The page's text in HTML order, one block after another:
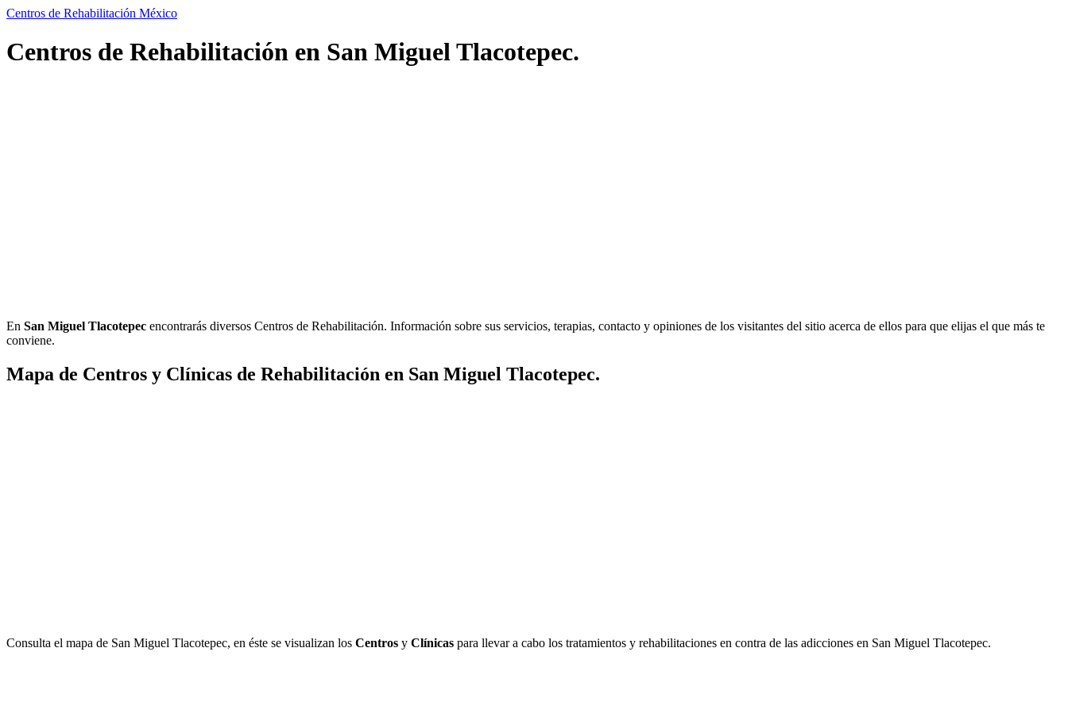
Centros de Rehabilitación México
Centros de Rehabilitación en San Miguel Tlacotepec.
En San Miguel Tlacotepec encontrarás diversos Centros de Rehabilitación. Información sobre sus servicios, terapias, contacto y opiniones de los visitantes del sitio acerca de ellos para que elijas el que más te
conviene.
Mapa de Centros y Clínicas de Rehabilitación en San Miguel Tlacotepec.
Consulta el mapa de San Miguel Tlacotepec, en éste se visualizan los Centros y Clínicas para llevar a cabo los tratamientos y rehabilitaciones en contra de las adicciones en San Miguel Tlacotepec.